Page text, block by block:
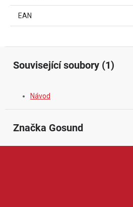
EAN
Související soubory (1)
Návod
Značka Gosund